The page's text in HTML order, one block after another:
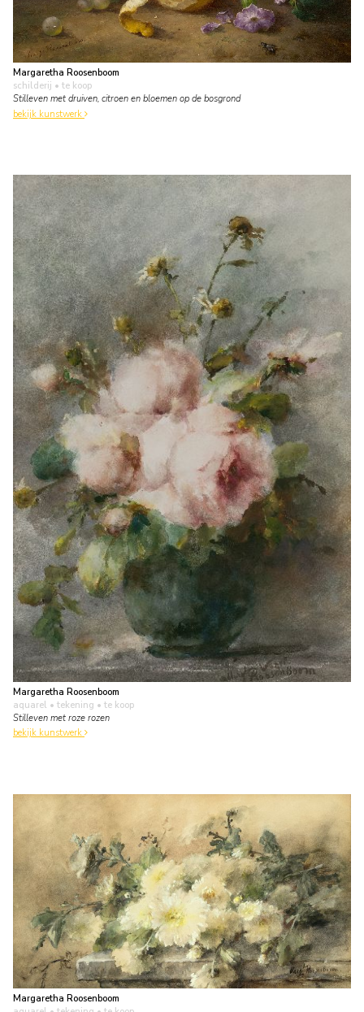
Margaretha Roosenboom
schilderij • te koop
Stilleven met druiven, citroen en bloemen op de bosgrond
bekijk kunstwerk
Margaretha Roosenboom
aquarel • tekening • te koop
Stilleven met roze rozen
bekijk kunstwerk
Margaretha Roosenboom